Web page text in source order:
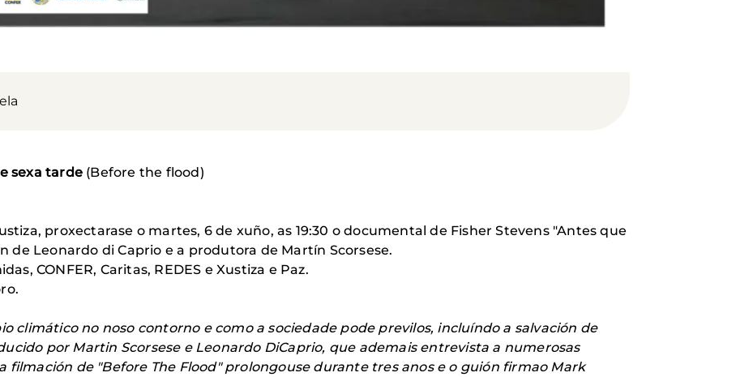
sexa tarde (Before the flood)
proxectarase o martes, 6 de xuño, as 19:30 o documental de Fisher Stevens "Antes que
de Leonardo di Caprio e a produtora de Martín Scorsese.
CONFER, Caritas, REDES e Xustiza e Paz.
climático no noso contorno e como a sociedade pode previlos, incluíndo a salvación de
por Martin Scorsese e Leonardo DiCaprio, que ademais entrevista a numerosas
filmación de "Before The Flood" prolongouse durante tres anos e o guión firmao Mark